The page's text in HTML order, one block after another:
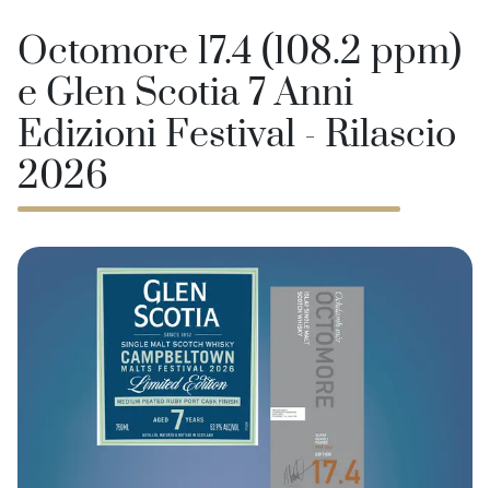
Octomore 17.4 (108.2 ppm)
e Glen Scotia 7 Anni
Edizioni Festival - Rilascio
2026